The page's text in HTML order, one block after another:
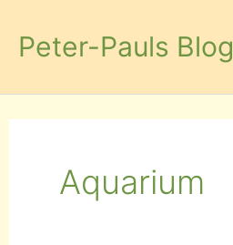
InhaltPeter-Pauls Blog
Aquarium